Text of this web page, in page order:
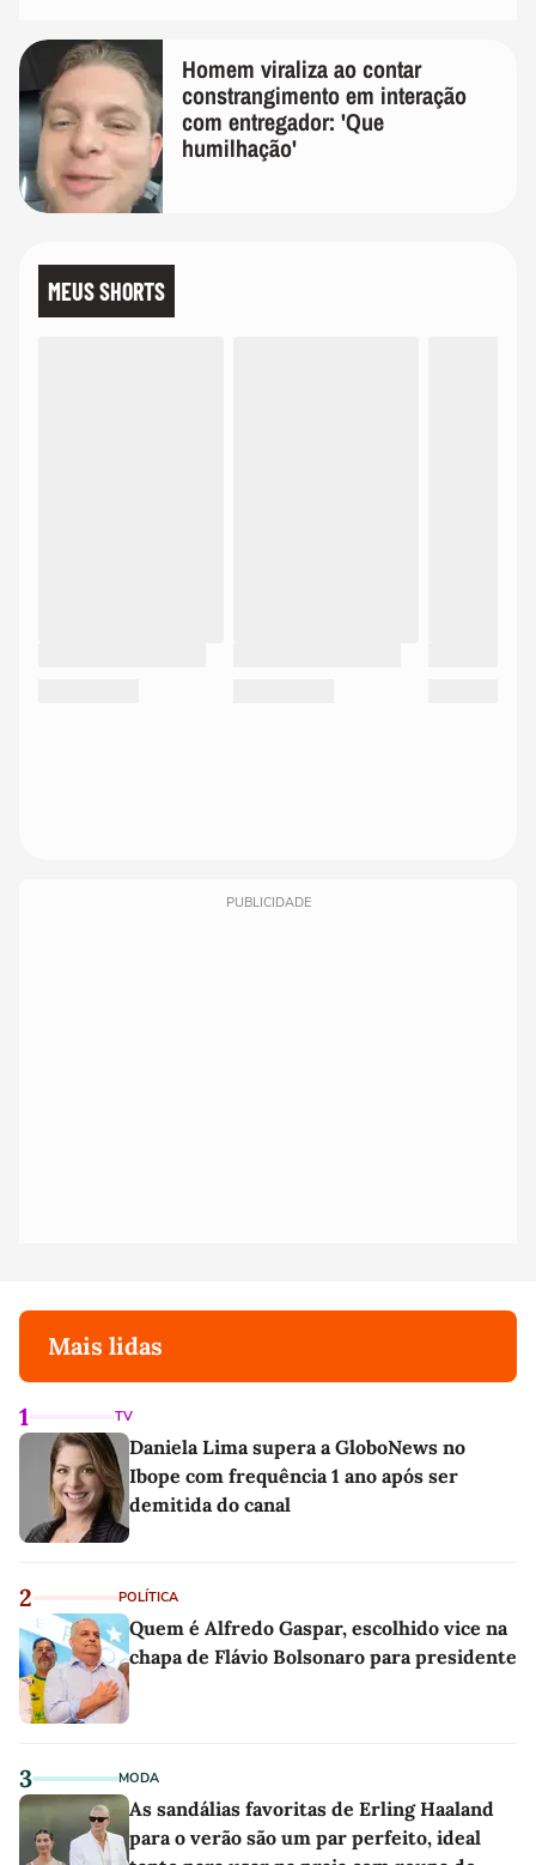
Homem viraliza ao contar
constrangimento em interação
com entregador: 'Que
humilhação'
MEUS SHORTS
PUBLICIDADE
Mais lidas
1 TV
Daniela Lima supera a GloboNews no
Ibope com frequência 1 ano após ser
demitida do canal
2 POLÍTICA
Quem é Alfredo Gaspar, escolhido vice na
chapa de Flávio Bolsonaro para presidente
3 MODA
As sandálias favoritas de Erling Haaland
para o verão são um par perfeito, ideal